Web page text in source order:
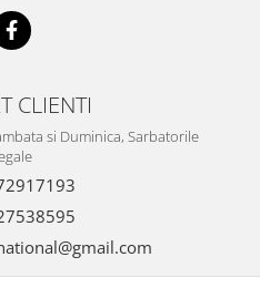
CLIENTI
si Duminica, Sarbatorile